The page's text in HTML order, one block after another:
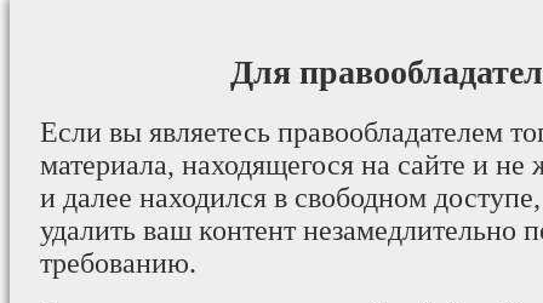
Для
Если вы являетесь правообладателем
материала, находящегося на сайте и не
и далее находился в свободном
удалить ваш контент незамедлительно
требованию.